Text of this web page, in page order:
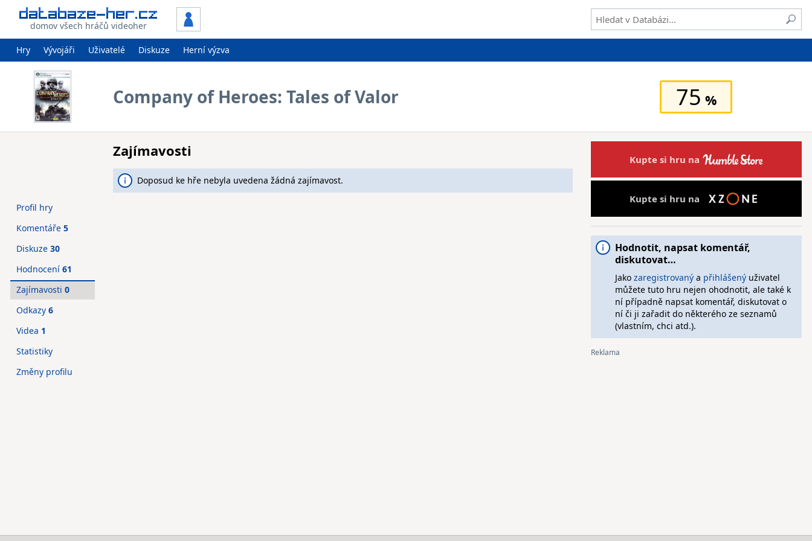
domov všech hráčů videoher
Hry Vývojáři Uživatelé Diskuze Herní výzva
Company of Heroes: Tales of Valor 75
Zajímavosti
Doposud ke hře nebyla uvedena žádná zajímavost.
Profil hry
Komentáře 5
Diskuze 30
Hodnocení 61
Zajímavosti 0
Odkazy 6
Videa 1
Statistiky
Změny profilu
Kupte si hru na
Kupte si hru na
Hodnotit, napsat komentář,
diskutovat…
Jako zaregistrovanýa přihlášenýuživatel
můžete tuto hru nejen ohodnotit, ale také k
ní případně napsat komentář, diskutovat o
ní či ji zařadit do některého ze seznamů
(vlastním, chci atd.).